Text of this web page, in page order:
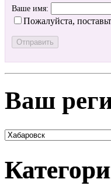
Ваше имя:
Пожалуйста,
Ваш